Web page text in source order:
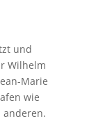
und
Wilhelm
Marie
wie
anderen.